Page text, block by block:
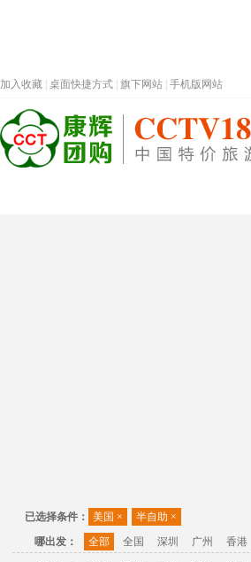
加入收藏 桌面快捷方式 旗下网站 手机版网站
已选择条件： 美国 × 半自助 ×
哪出发：
全部 全国 深圳 广州 香港